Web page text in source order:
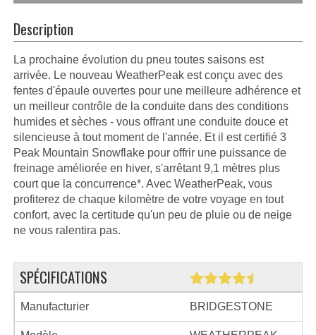
Description
La prochaine évolution du pneu toutes saisons est
arrivée. Le nouveau WeatherPeak est conçu avec des
fentes d'épaule ouvertes pour une meilleure adhérence et
un meilleur contrôle de la conduite dans des conditions
humides et sèches - vous offrant une conduite douce et
silencieuse à tout moment de l'année. Et il est certifié 3
Peak Mountain Snowflake pour offrir une puissance de
freinage améliorée en hiver, s'arrêtant 9,1 mètres plus
court que la concurrence*. Avec WeatherPeak, vous
profiterez de chaque kilomètre de votre voyage en tout
confort, avec la certitude qu'un peu de pluie ou de neige
ne vous ralentira pas.
SPÉCIFICATIONS
Manufacturier BRIDGESTONE